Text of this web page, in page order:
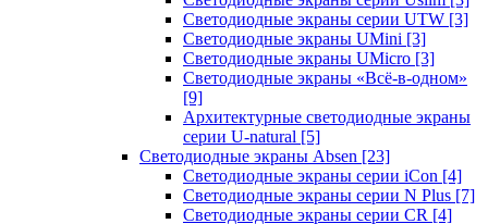
Светодиодные экраны серии UTW [3]
Светодиодные экраны UMini [3]
Светодиодные экраны UMicro [3]
Светодиодные экраны «Всё-в-одном»
[9]
Архитектурные светодиодные экраны
серии U-natural [5]
Светодиодные экраны Absen [23]
Светодиодные экраны серии iCon [4]
Светодиодные экраны серии N Plus [7]
Светодиодные экраны серии CR [4]